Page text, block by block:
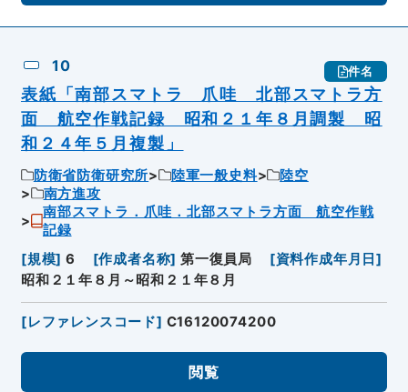
10 件名
表紙「南部スマトラ 爪哇 北部スマトラ方
面 航空作戦記録 昭和２１年８月調製 昭
和２４年５月複製」
防衛省防衛研究所 陸軍一般史料
陸空
南方進攻
南部スマトラ．爪哇．北部スマトラ方面 航空作戦
記録
[規模] 6 [作成者名称] 第一復員局 [資料作成年月日]
昭和２１年８月～昭和２１年８月
[レファレンスコード] C16120074200
閲覧